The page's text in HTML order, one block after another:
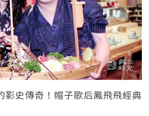
影史傳奇！帽子歌后鳳飛飛經典